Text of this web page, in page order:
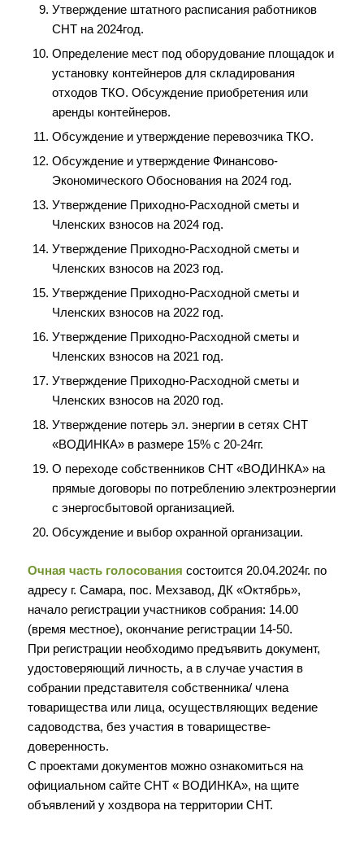
Утверждение штатного расписания работников
СНТ на 2024год.
Определение мест под оборудование площадок и
установку контейнеров для складирования
отходов ТКО. Обсуждение приобретения или
аренды контейнеров.
Обсуждение и утверждение перевозчика ТКО.
Обсуждение и утверждение Финансово-
Экономического Обоснования на 2024 год.
Утверждение Приходно-Расходной сметы и
Членских взносов на 2024 год.
Утверждение Приходно-Расходной сметы и
Членских взносов на 2023 год.
Утверждение Приходно-Расходной сметы и
Членских взносов на 2022 год.
Утверждение Приходно-Расходной сметы и
Членских взносов на 2021 год.
Утверждение Приходно-Расходной сметы и
Членских взносов на 2020 год.
Утверждение потерь эл. энергии в сетях СНТ
«ВОДИНКА» в размере 15% с 20-24гг.
О переходе собственников СНТ «ВОДИНКА» на
прямые договоры по потреблению электроэнергии
с энергосбытовой организацией.
Обсуждение и выбор охранной организации.
Очная часть голосования состоится 20.04.2024г. по
адресу г. Самара, пос. Мехзавод, ДК «Октябрь»,
начало регистрации участников собрания: 14.00
(время местное), окончание регистрации 14-50.
При регистрации необходимо предъявить документ,
удостоверяющий личность, а в случае участия в
собрании представителя собственника/ члена
товарищества или лица, осуществляющих ведение
садоводства, без участия в товариществе-
доверенность.
С проектами документов можно ознакомиться на
официальном сайте СНТ « ВОДИНКА», на щите
объявлений у хоздвора на территории СНТ.